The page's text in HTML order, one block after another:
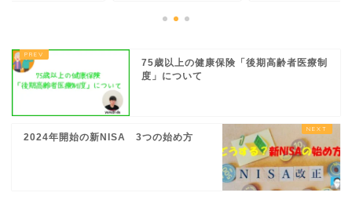
75歳以上の健康保険「後期高齢者医療制
度」について
2024年開始の新NISA 3つの始め方